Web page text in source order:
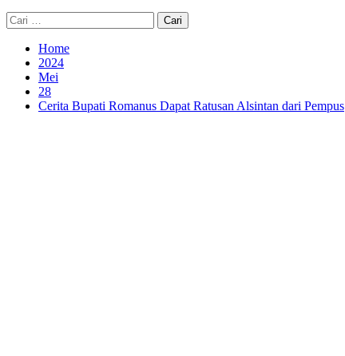
Cari
untuk:
Home
2024
Mei
28
Cerita Bupati Romanus Dapat Ratusan Alsintan dari Pempus